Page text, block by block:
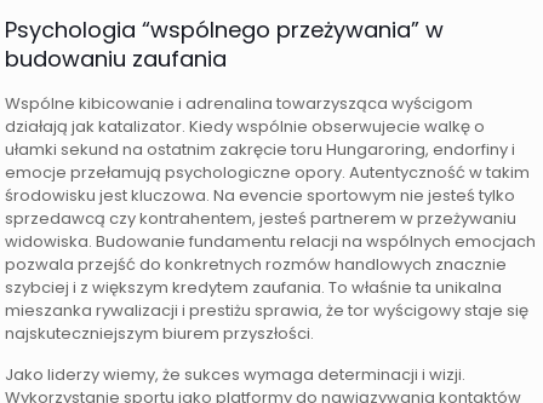
Psychologia “wspólnego przeżywania” w
budowaniu zaufania
Wspólne kibicowanie i adrenalina towarzysząca wyścigom
działają jak katalizator. Kiedy wspólnie obserwujecie walkę o
ułamki sekund na ostatnim zakręcie toru Hungaroring, endorfiny i
emocje przełamują psychologiczne opory. Autentyczność w takim
środowisku jest kluczowa. Na evencie sportowym nie jesteś tylko
sprzedawcą czy kontrahentem, jesteś partnerem w przeżywaniu
widowiska. Budowanie fundamentu relacji na wspólnych emocjach
pozwala przejść do konkretnych rozmów handlowych znacznie
szybciej i z większym kredytem zaufania. To właśnie ta unikalna
mieszanka rywalizacji i prestiżu sprawia, że tor wyścigowy staje się
najskuteczniejszym biurem przyszłości.
Jako liderzy wiemy, że sukces wymaga determinacji i wizji.
Wykorzystanie sportu jako platformy do nawiązywania kontaktów